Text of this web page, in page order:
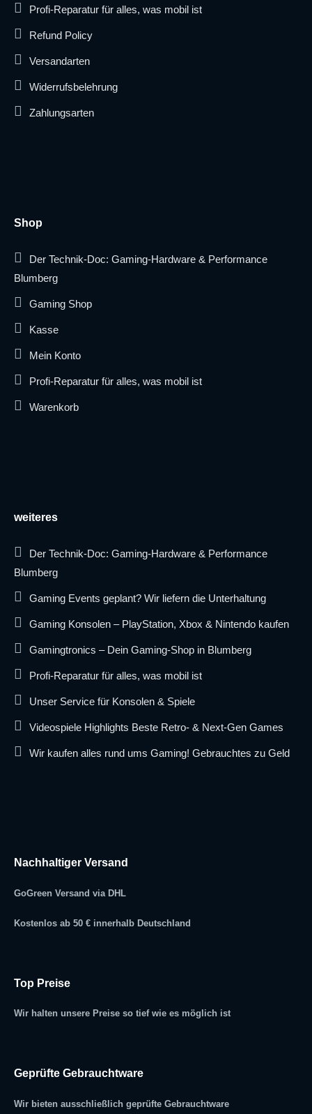
Profi-Reparatur für alles, was mobil ist
Refund Policy
Versandarten
Widerrufsbelehrung
Zahlungsarten
Shop
Der Technik-Doc: Gaming-Hardware & Performance
Blumberg
Gaming Shop
Kasse
Mein Konto
Profi-Reparatur für alles, was mobil ist
Warenkorb
weiteres
Der Technik-Doc: Gaming-Hardware & Performance
Blumberg
Gaming Events geplant? Wir liefern die Unterhaltung
Gaming Konsolen – PlayStation, Xbox & Nintendo kaufen
Gamingtronics – Dein Gaming-Shop in Blumberg
Profi-Reparatur für alles, was mobil ist
Unser Service für Konsolen & Spiele
Videospiele Highlights Beste Retro- & Next-Gen Games
Wir kaufen alles rund ums Gaming! Gebrauchtes zu Geld
Nachhaltiger Versand
GoGreen Versand via DHL
Kostenlos ab 50 € innerhalb Deutschland
Top Preise
Wir halten unsere Preise so tief wie es möglich ist
Geprüfte Gebrauchtware
Wir bieten ausschließlich geprüfte Gebrauchtware